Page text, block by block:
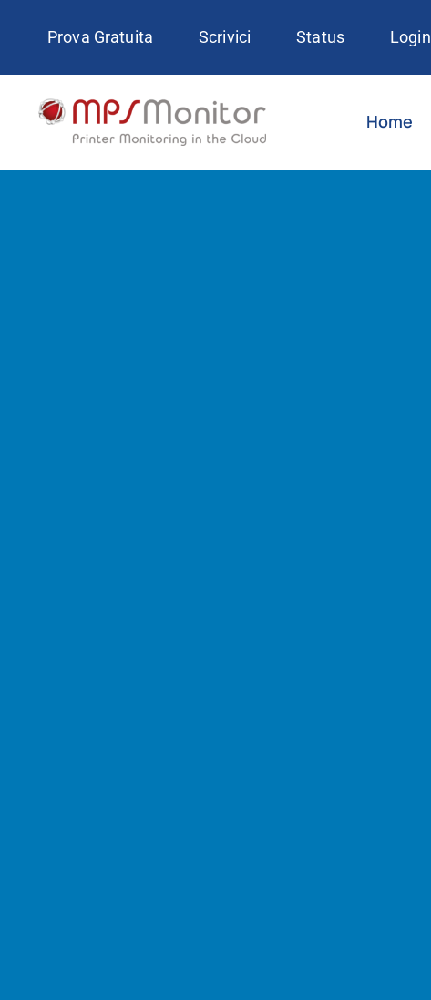
content
Prova Gratuita Scrivici Status Login
Home